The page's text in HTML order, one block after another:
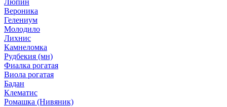
Люпин
Вероника
Гелениум
Молодило
Лихнис
Камнеломка
Рудбекия (мн)
Фиалка рогатая
Виола рогатая
Бадан
Клематис
Ромашка (Нивяник)